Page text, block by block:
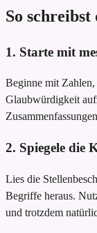
So
1. Starte mit
Beginne mit
Glaubwürdigkeit
2. Spiegele die
Lies die
Begriffe heraus.
und trotzdem